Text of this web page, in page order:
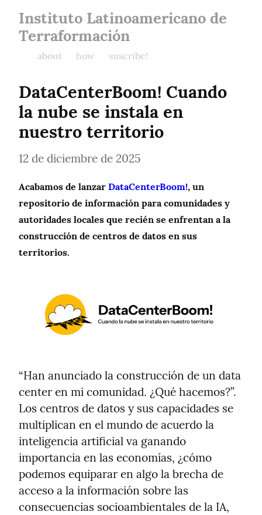
Instituto Latinoamericano de
Terraformación
about how suscribe!
DataCenterBoom! Cuando
la nube se instala en
nuestro territorio
12 de diciembre de 2025
Acabamos de lanzar DataCenterBoom!, un
repositorio de información para comunidades y
autoridades locales que recién se enfrentan a la
construcción de centros de datos en sus
territorios.
“Han anunciado la construcción de un data
center en mi comunidad. ¿Qué hacemos?”.
Los centros de datos y sus capacidades se
multiplican en el mundo de acuerdo la
inteligencia artificial va ganando
importancia en las economías, ¿cómo
podemos equiparar en algo la brecha de
acceso a la información sobre las
consecuencias socioambientales de la IA,